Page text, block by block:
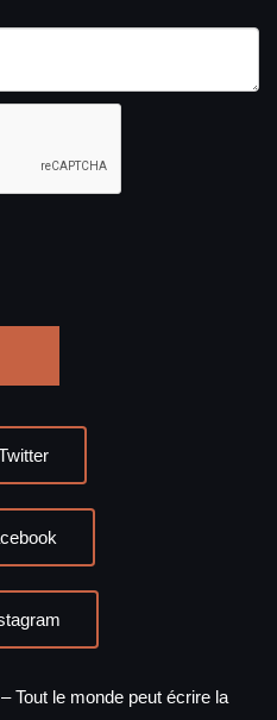
Tout le monde peut écrire la